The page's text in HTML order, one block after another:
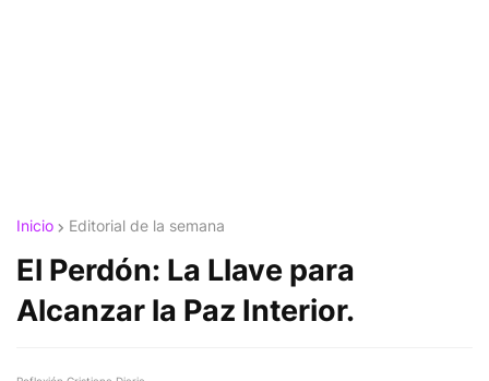
Inicio Editorial de la semana
El Perdón: La Llave para
Alcanzar la Paz Interior.